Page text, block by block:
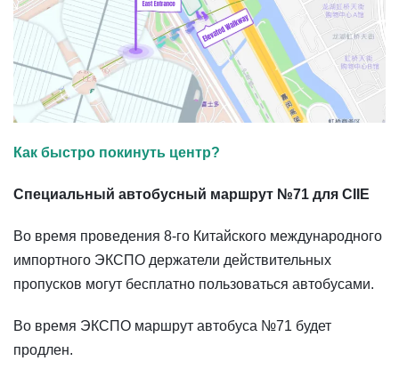
Как быстро покинуть центр?
Специальный автобусный маршрут №71 для CIIE
Во время проведения 8-го Китайского международного
импортного ЭКСПО держатели действительных
пропусков могут бесплатно пользоваться автобусами.
Во время ЭКСПО маршрут автобуса №71 будет
продлен.